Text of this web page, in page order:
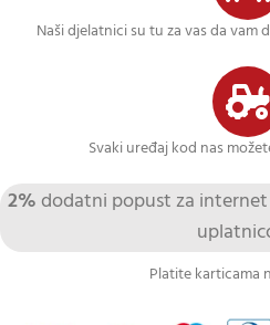
Naši djelatnici su tu za vas da vam
Svaki uređaj kod nas
2% dodatni popust za
Platite karticama